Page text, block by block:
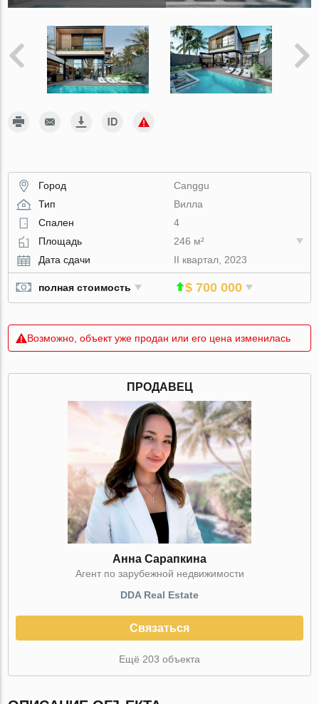
Город
Canggu
Тип
Вилла
Спален
4
Площадь
246 м²
Дата сдачи
II квартал, 2023
полная стоимость $ 700 000
Возможно, объект уже продан или его цена изменилась
ПРОДАВЕЦ
Анна Сарапкина
Агент по зарубежной недвижимости
DDA Real Estate
Связаться
Ещё 203 объекта